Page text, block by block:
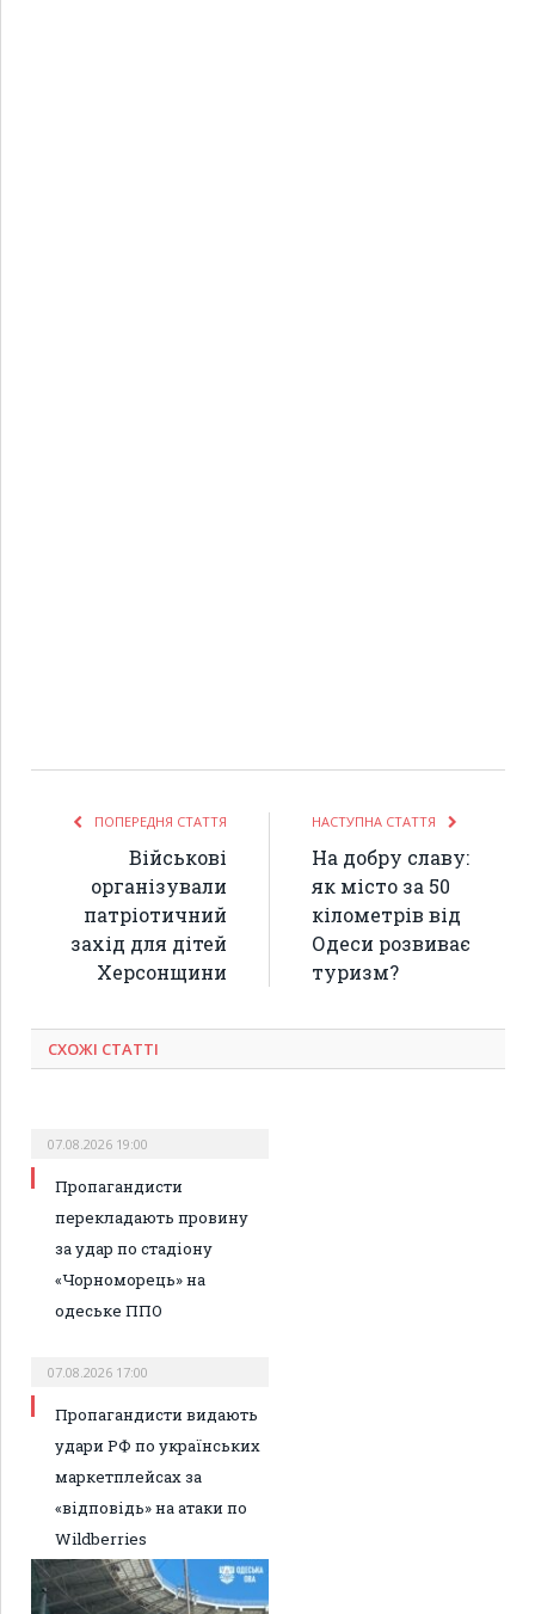
ПОПЕРЕДНЯ СТАТТЯ
Військові
організували
патріотичний
захід для дітей
Херсонщини
НАСТУПНА СТАТТЯ
На добру славу:
як місто за 50
кілометрів від
Одеси розвиває
туризм?
СХОЖІ СТАТТІ
07.08.2026 19:00
Пропагандисти
перекладають провину
за удар по стадіону
«Чорноморець» на
одеське ППО
07.08.2026 17:00
Пропагандисти видають
удари РФ по українських
маркетплейсах за
«відповідь» на атаки по
Wildberries